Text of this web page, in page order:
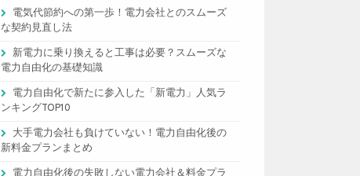
電気代節約への第一歩！電力会社とのスムーズ
な契約見直し法
新電力に乗り換えると工事は必要？スムーズな
電力自由化の基礎知識
電力自由化で新たに参入した「新電力」人気ラ
ンキングTOP10
大手電力会社も負けていない！電力自由化後の
新料金プランまとめ